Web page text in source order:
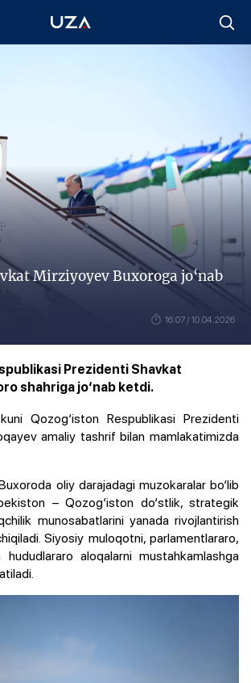
Mirziyoyev Buxoroga jo‘nab
16:07 / 10.04.2026
Prezidenti Shavkat
shahriga jo‘nab ketdi.
Qozog‘iston Respublikasi Prezidenti
amaliy tashrif bilan mamlakatimizda
oliy darajadagi muzokaralar bo‘lib
– Qozog‘iston do‘stlik, strategik
munosabatlarini yanada rivojlantirish
Siyosiy muloqotni, parlamentlararo,
aloqalarni mustahkamlashga